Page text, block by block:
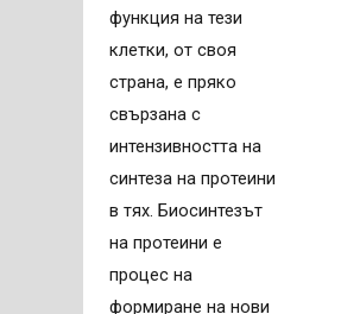
функция на тези
клетки, от своя
страна, е пряко
свързана с
интензивността на
синтеза на протеини
в тях. Биосинтезът
на протеини е
процес на
формиране на нови